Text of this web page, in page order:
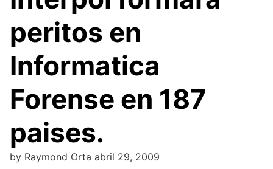
peritos en
Informatica
Forense en 187
paises.
by Raymond Orta abril 29, 2009